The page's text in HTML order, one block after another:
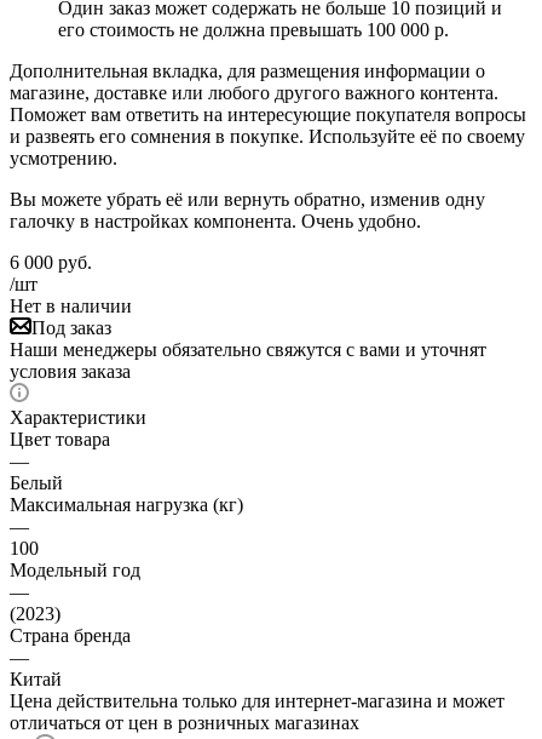
Один заказ может содержать не больше 10 позиций и
его стоимость не должна превышать 100 000 р.
Дополнительная вкладка, для размещения информации о
магазине, доставке или любого другого важного контента.
Поможет вам ответить на интересующие покупателя вопросы
и развеять его сомнения в покупке. Используйте её по своему
усмотрению.
Вы можете убрать её или вернуть обратно, изменив одну
галочку в настройках компонента. Очень удобно.
6 000 руб.
/шт
Нет в наличии
Под заказ
Наши менеджеры обязательно свяжутся с вами и уточнят
условия заказа
Характеристики
Цвет товара
—
Белый
Максимальная нагрузка (кг)
—
100
Модельный год
—
(2023)
Страна бренда
—
Китай
Цена действительна только для интернет-магазина и может
отличаться от цен в розничных магазинах